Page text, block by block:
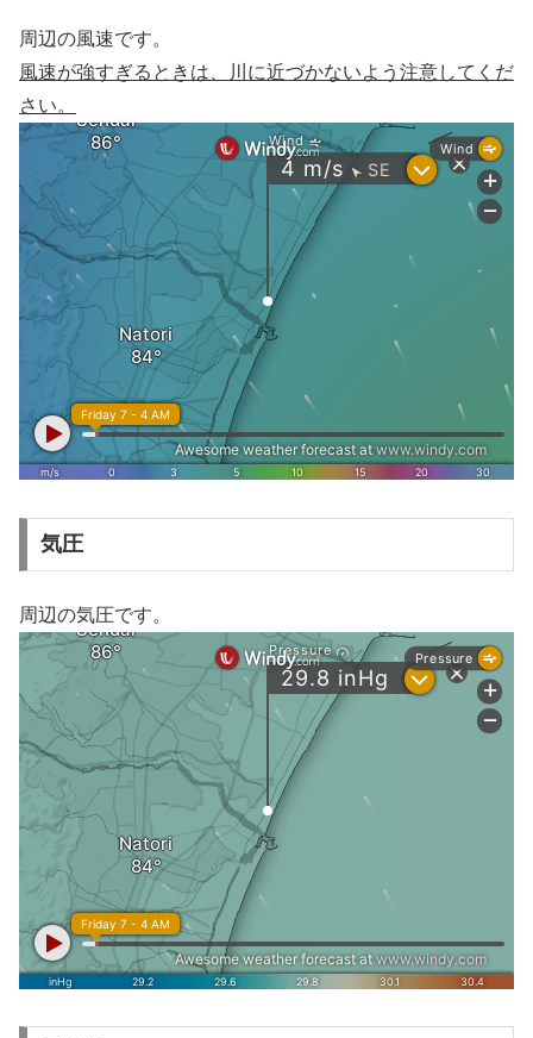
周辺の風速です。
風速が強すぎるときは、川に近づかないよう注意してくだ
さい。
気圧
周辺の気圧です。